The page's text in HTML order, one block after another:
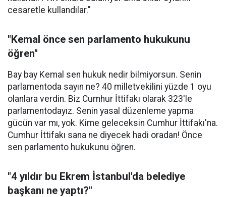
cesaretle kullandılar."
"Kemal önce sen parlamento hukukunu
öğren"
Bay bay Kemal sen hukuk nedir bilmiyorsun. Senin
parlamentoda sayın ne? 40 milletvekilini yüzde 1 oyu
olanlara verdin. Biz Cumhur İttifakı olarak 323'le
parlamentodayız. Senin yasal düzenleme yapma
gücün var mı, yok. Kime geleceksin Cumhur İttifakı'na.
Cumhur İttifakı sana ne diyecek hadi oradan! Önce
sen parlamento hukukunu öğren.
"4 yıldır bu Ekrem İstanbul'da belediye
başkanı ne yaptı?"